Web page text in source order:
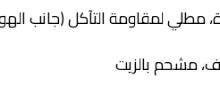
مطلي لمقاومة التآكل (جانب
مشحم بالزيت